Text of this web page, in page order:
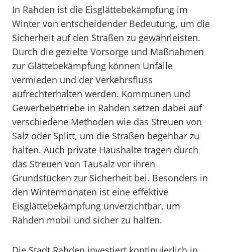
In Rahden ist die Eisglättebekämpfung im
Winter von entscheidender Bedeutung, um die
Sicherheit auf den Straßen zu gewährleisten.
Durch die gezielte Vorsorge und Maßnahmen
zur Glättebekämpfung können Unfälle
vermieden und der Verkehrsfluss
aufrechterhalten werden. Kommunen und
Gewerbebetriebe in Rahden setzen dabei auf
verschiedene Methoden wie das Streuen von
Salz oder Splitt, um die Straßen begehbar zu
halten. Auch private Haushalte tragen durch
das Streuen von Tausalz vor ihren
Grundstücken zur Sicherheit bei. Besonders in
den Wintermonaten ist eine effektive
Eisglättebekämpfung unverzichtbar, um
Rahden mobil und sicher zu halten.